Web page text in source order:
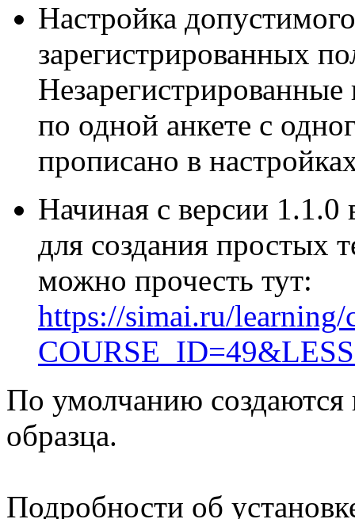
Настройка
зарегистрированных
Незарегистрированные
по одной анкете с
прописано в
Начиная с версии 1.1.0
для создания простых
можно прочесть тут:
https://simai.ru/learning/
По умолчанию создаются
образца.
Подробности об